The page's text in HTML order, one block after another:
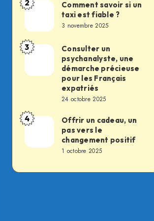
des
du
feu,
transformation
silencieuse
métier
essentiel
Comment
si
un
est
2
Comment savoir si un
taxi est fiable ?
3 novembre 2025
Consulter
psychanalyste,
précieuse
les
expatriés
3
Consulter un
psychanalyste, une
démarche précieuse
pour les Français
expatriés
24 octobre 2025
Offrir
cadeau,
4
Offrir un cadeau, un
pas vers le
changement positif
1 octobre 2025